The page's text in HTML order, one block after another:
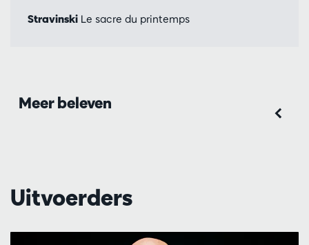
Stravinski Le sacre du printemps
Meer beleven
Uitvoerders